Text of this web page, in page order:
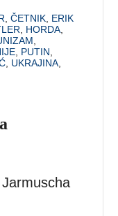
,ČETNIK ERIK
HORDA
PUTIN
UKRAJINA